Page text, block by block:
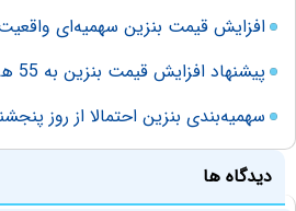
افزایش قیمت بنزین سهمیه‌ای
پیشنهاد افزایش قیمت بنزین به 55 هزار تومان
سهمیه‌بندی بنزین احتمالا از روز
دیدگاه ها